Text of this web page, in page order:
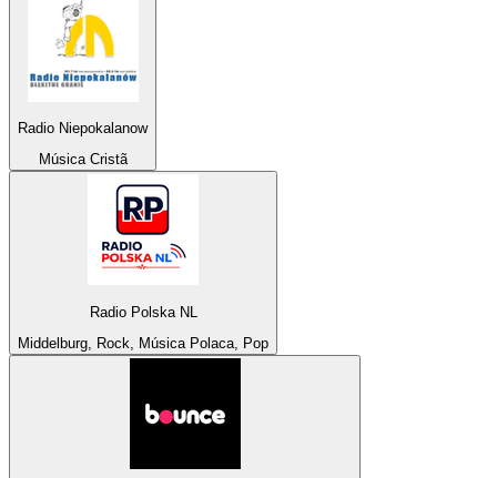
Radio Niepokalanow
Música Cristã
Radio Polska NL
Middelburg, Rock, Música Polaca, Pop